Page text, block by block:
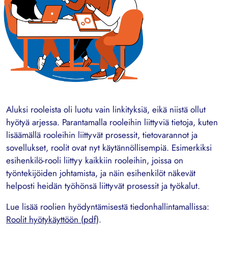
Aluksi rooleista oli luotu vain linkityksiä, eikä niistä ollut
hyötyä arjessa. Parantamalla rooleihin liittyviä tietoja, kuten
lisäämällä rooleihin liittyvät prosessit, tietovarannot ja
sovellukset, roolit ovat nyt käytännöllisempiä. Esimerkiksi
esihenkilö-rooli liittyy kaikkiin rooleihin, joissa on
työntekijöiden johtamista, ja näin esihenkilöt näkevät
helposti heidän työhönsä liittyvät prosessit ja työkalut.
Lue lisää roolien hyödyntämisestä tiedonhallintamallissa:
Roolit hyötykäyttöön (pdf).